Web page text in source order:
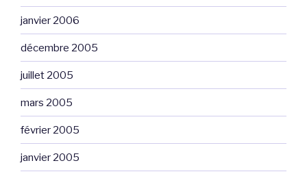
janvier 2006
décembre 2005
juillet 2005
mars 2005
février 2005
janvier 2005